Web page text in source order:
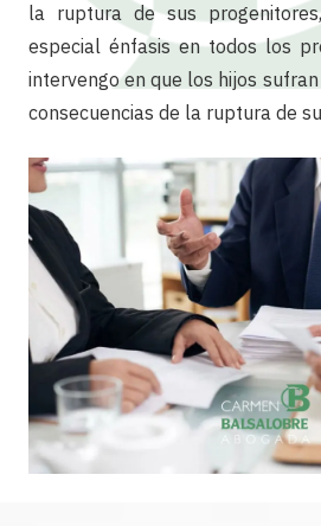
la ruptura de sus
especial énfasis en todos los
intervengo en que los hijos
consecuencias de la ruptura de